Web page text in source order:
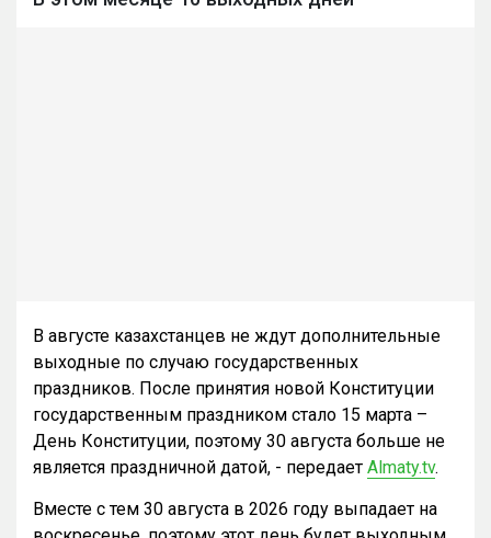
В августе казахстанцев не ждут дополнительные
выходные по случаю государственных
праздников. После принятия новой Конституции
государственным праздником стало 15 марта –
День Конституции, поэтому 30 августа больше не
является праздничной датой, - передает Almaty.tv.
Вместе с тем 30 августа в 2026 году выпадает на